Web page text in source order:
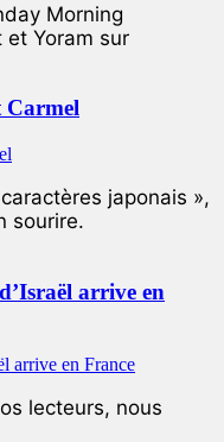
Morning
et Yoram sur
Carmel
japonais »,
sourire.
arrive en
lecteurs, nous